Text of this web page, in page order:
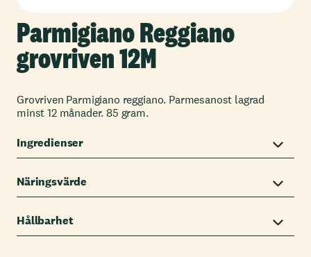
Parmigiano Reggiano
grovriven 12M
Grovriven Parmigiano reggiano. Parmesanost lagrad
minst 12 månader. 85 gram.
Ingredienser
Näringsvärde
Hållbarhet